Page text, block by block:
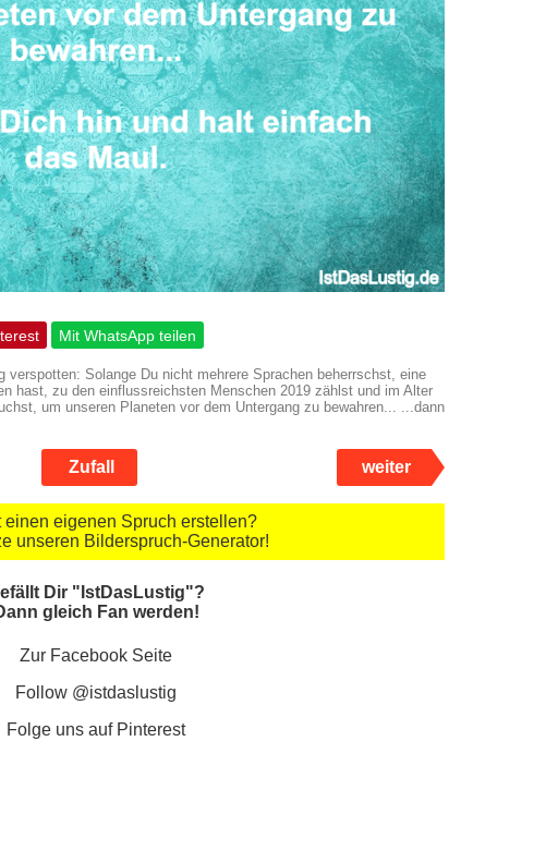
Mit WhatsApp teilen
verspotten: Solange Du nicht mehrere Sprachen beherrschst, eine
hast, zu den einflussreichsten Menschen 2019 zählst und im Alter
um unseren Planeten vor dem Untergang zu bewahren... ...dann
Zufall weiter
einen eigenen Spruch erstellen?
unseren Bilderspruch-Generator!
Dir "IstDasLustig"?
gleich Fan werden!
Zur Facebook Seite
Follow @istdaslustig
Folge uns auf Pinterest